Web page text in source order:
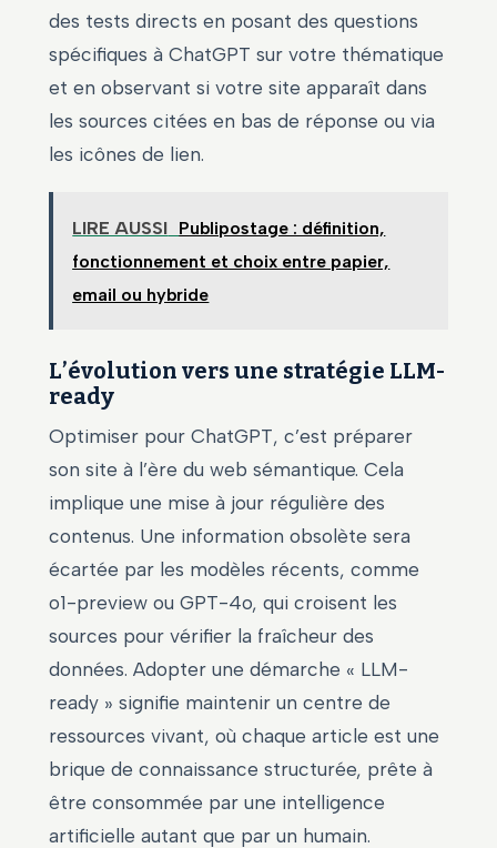
des tests directs en posant des questions
spécifiques à ChatGPT sur votre thématique
et en observant si votre site apparaît dans
les sources citées en bas de réponse ou via
les icônes de lien.
LIRE AUSSI Publipostage : définition,
fonctionnement et choix entre papier,
email ou hybride
L’évolution vers une stratégie LLM-
ready
Optimiser pour ChatGPT, c’est préparer
son site à l’ère du web sémantique. Cela
implique une mise à jour régulière des
contenus. Une information obsolète sera
écartée par les modèles récents, comme
o1-preview ou GPT-4o, qui croisent les
sources pour vérifier la fraîcheur des
données. Adopter une démarche « LLM-
ready » signifie maintenir un centre de
ressources vivant, où chaque article est une
brique de connaissance structurée, prête à
être consommée par une intelligence
artificielle autant que par un humain.